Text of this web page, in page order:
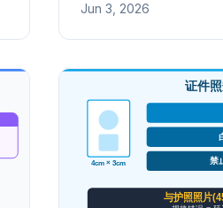
况，以及过往签证记录等。
Jun 3, 2026